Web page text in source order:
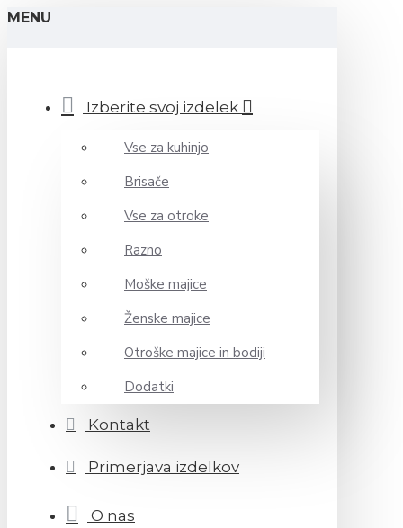
MENU
Izberite svoj izdelek
Vse za kuhinjo
Brisače
Vse za otroke
Razno
Moške majice
Ženske majice
Otroške majice in bodiji
Dodatki
Kontakt
Primerjava izdelkov
O nas